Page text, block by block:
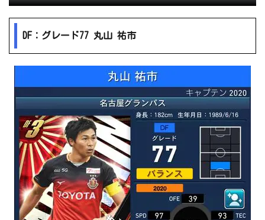
DF：グレード77 丸山 祐市